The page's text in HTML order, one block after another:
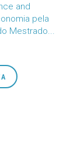
and
pela
Mestrado...